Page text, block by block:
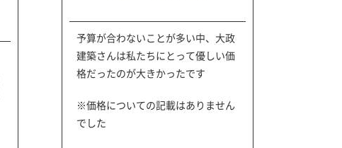
予算が合わないことが多い中、大政
建築さんは私たちにとって優しい価
格だったのが大きかったです
※価格についての記載はありません
でした